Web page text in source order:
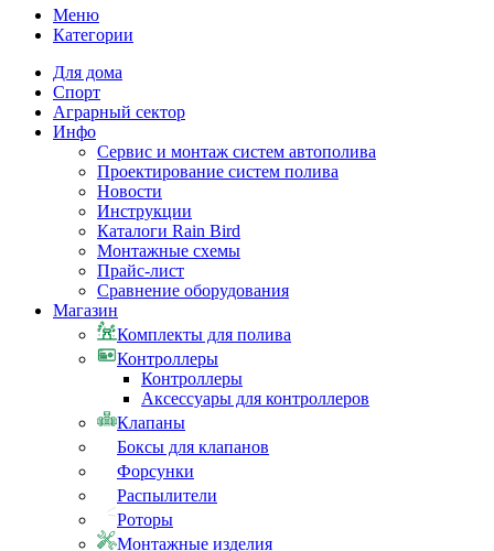
Меню
Категории
Для дома
Спорт
Аграрный сектор
Инфо
Сервис и монтаж систем автополива
Проектирование систем полива
Новости
Инструкции
Каталоги Rain Bird
Монтажные схемы
Прайс-лист
Сравнение оборудования
Магазин
Комплекты для полива
Контроллеры
Контроллеры
Аксессуары для контроллеров
Клапаны
Боксы для клапанов
Форсунки
Распылители
Роторы
Монтажные изделия